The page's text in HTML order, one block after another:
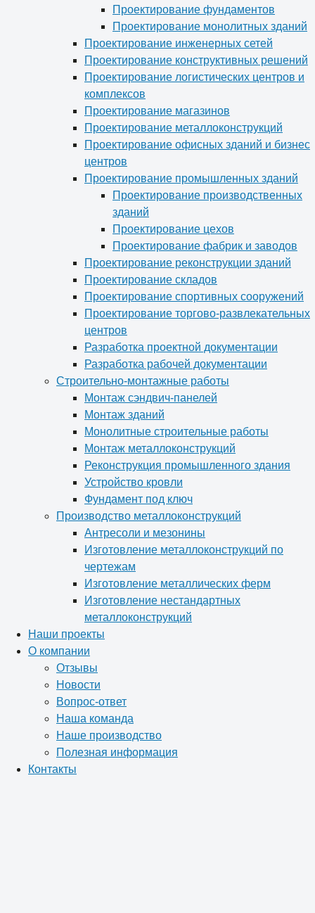
Проектирование фундаментов
Проектирование монолитных зданий
Проектирование инженерных сетей
Проектирование конструктивных решений
Проектирование логистических центров и
комплексов
Проектирование магазинов
Проектирование металлоконструкций
Проектирование офисных зданий и бизнес
центров
Проектирование промышленных зданий
Проектирование производственных
зданий
Проектирование цехов
Проектирование фабрик и заводов
Проектирование реконструкции зданий
Проектирование складов
Проектирование спортивных сооружений
Проектирование торгово-развлекательных
центров
Разработка проектной документации
Разработка рабочей документации
Строительно-монтажные работы
Монтаж сэндвич-панелей
Монтаж зданий
Монолитные строительные работы
Монтаж металлоконструкций
Реконструкция промышленного здания
Устройство кровли
Фундамент под ключ
Производство металлоконструкций
Антресоли и мезонины
Изготовление металлоконструкций по
чертежам
Изготовление металлических ферм
Изготовление нестандартных
металлоконструкций
Наши проекты
О компании
Отзывы
Новости
Вопрос-ответ
Наша команда
Наше производство
Полезная информация
Контакты